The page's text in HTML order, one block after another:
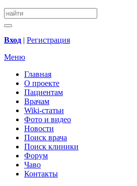
Вход | Регистрация
Меню
Главная
О проекте
Пациентам
Врачам
Wiki-статьи
Фото и видео
Новости
Поиск врача
Поиск клиники
Форум
Чаво
Контакты